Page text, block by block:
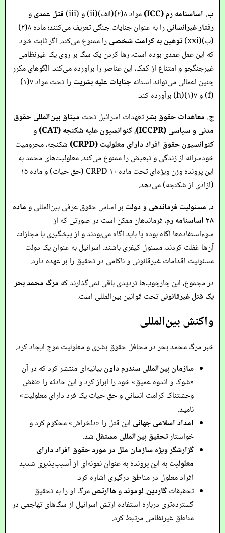
ب. اساسنامه رم (ICC)
مواد ۸(۲)(الف)(ii) و (iii) قتل عمدیو
رفتار غیرانسانی
را به عنوان جنایات جنگی تعریف می‌کنند؛ ماده ۸(۲)
(ب)(xxi)
توهین به کرامت شخصیرا ممنوع می‌کند. اگر ثابت شود
که این عمل عمدی بوده است، رها کردن یک سگ بر روی یک غیرنظامی
غیرجنگجو و امتناع از کمک، این عناصر را برآورده می‌کند. الگوهای مکرر
چنین اعمالی می‌تواند آستانهجنایات علیه بشریت
را تحت مواد ۷(۱)
(f) و ۷(۱)(h) برآورده کند.
ج. معاهدات حقوق بشرتعهدات اسرائیل تحت میثاق بین‌المللی حقوق
مدنی و سیاسی (ICCPR)
،کنوانسیون علیه شکنجه (CAT)
و
کنوانسیون حقوق افراد دارای معلولیت (CRPD)
شکنجه، محرومیت
خودسرانه از زندگی و تبعیض را ممنوع می‌کند. معلولیت‌های محمد به
این پرونده وزن ویژه‌ای تحت ماده ۱۰ CRPD (حق حیات) و ماده ۱۵
(آزادی از شکنجه) می‌دهد.
د. مسئولیت فرماندهی و دولتبر اساس حقوق عرفی بین‌المللی وماده
۲۸ اساسنامه رم
، فرماندهان ممکن است در صورتی که از
سوءاستفاده‌ها آگاه بوده یا باید آگاه می‌بودند و از پیشگیری یا مجازات
آن‌ها غفلت کردند، مسئول کیفری باشند. اسرائیل به عنوان یک دولت
مسئولیت اقدامات غیرقانونی و ناکامی در تحقیق را بر عهده دارد.
در مجموع، این چارچوب‌ها تردیدی باقی نمی‌گذارند که مرگ محمد بحر
یک قتل غیرقانونیتحت قوانین بین‌المللی است.
واکنش بین‌المللی
خبر مرگ محمد بحر در محافل حقوق بشری و معلولیت موج ایجاد کرد.
سازمان بین‌المللی سندرم داونبیانیه‌ای منتشر کرد که در آن
«شوک و اندوه عمیق» خود را ابراز کرد و این حادثه را «نقض
وحشتناک کرامت انسانی و حق حیات یک فرد دارای معلولیت»
نامید.
امداد اسلامی جهانی این قتل را «دلخراش» محکوم کرد و
خواستارتحقیق بین‌المللی مستقل شد.
گزارشگر ویژه سازمان ملل در مورد حقوق افراد دارای
معلولیتبه این پرونده به عنوان نمونه‌ای از آسیب‌پذیری شدید
افراد معلول در مناطق درگیری اشاره کرد.
تحقیقاتگاردین،لوموندوهاآرتصمرگ او را به تحقیق
گسترده‌تری درباره استفاده ارتش اسرائیل از سگ‌های تهاجمی در
مناطق غیرنظامی مرتبط کرد.